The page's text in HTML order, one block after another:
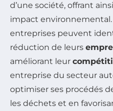
d’une société, offrant
impact
entreprises peuvent
réduction de leurs
améliorant leur
entreprise du secteur
optimiser ses procédés
les déchets et en